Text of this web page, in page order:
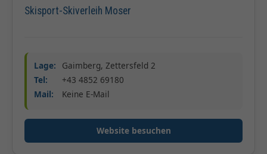
Skisport-Skiverleih Moser
Lage:
Gaimberg, Zettersfeld 2
Tel:
+43 4852 69180
Mail:
Keine E-Mail
Website besuchen